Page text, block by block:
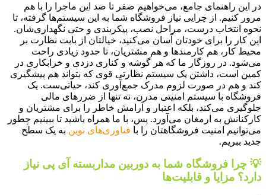
در این راهنمای جامع، می‌خواهیم صفر تا صد این ماجرا را با هم
مرور کنیم. از چرایی نیاز فروشگاه شما به این سیستم‌ها گرفته، تا
نحوه انتخاب درست، مراحل نصب، پیکربندی و حتی نگهداری‌شان.
این کار را برای خودتان آسان می‌کنید، خیالتان از بابت نظارت بر
محیط کار، هم کارمندها و هم مشتریان، تا حدود زیادی راحت
می‌شود. در روزگار ما که هر گوشه و کناری دزدی و خرابکاری در
کمین است، داشتن یک سیستم نظارتی قوی که بتواند هم پیشگیری
کند و هم در صورت لزوم مدرک جمع‌آوری کند، حیاتی‌ست. یک
فروشگاه با سیستم امنیتی مدرن، نه تنها از ضررهای مالی
جلوگیری می‌کند، بلکه اعتبار و آرامش خاطر را برای مشتریان و
کارکنانش به ارمغان می‌آورد. پس، با ما همراه باشید تا ببینیم چطور
می‌توانیم امنیت فروشگاهتان را با فناوری‌های نوین به یک سطح
جدید ببریم.
💡 چرا فروشگاه شما به دوربین مداربسته آی پی نیاز
دارد؟ مزایا و قابلیت‌ها